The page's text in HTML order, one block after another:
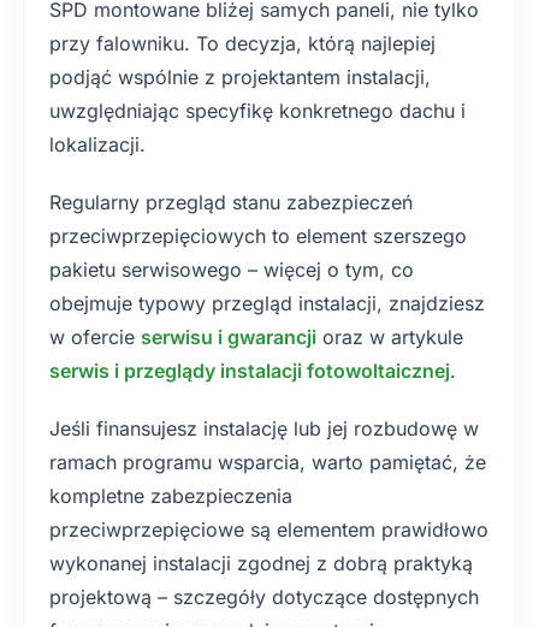
SPD montowane bliżej samych paneli, nie tylko
przy falowniku. To decyzja, którą najlepiej
podjąć wspólnie z projektantem instalacji,
uwzględniając specyfikę konkretnego dachu i
lokalizacji.
Regularny przegląd stanu zabezpieczeń
przeciwprzepięciowych to element szerszego
pakietu serwisowego – więcej o tym, co
obejmuje typowy przegląd instalacji, znajdziesz
w ofercie serwisu i gwarancji oraz w artykule
serwis i przeglądy instalacji fotowoltaicznej.
Jeśli finansujesz instalację lub jej rozbudowę w
ramach programu wsparcia, warto pamiętać, że
kompletne zabezpieczenia
przeciwprzepięciowe są elementem prawidłowo
wykonanej instalacji zgodnej z dobrą praktyką
projektową – szczegóły dotyczące dostępnych